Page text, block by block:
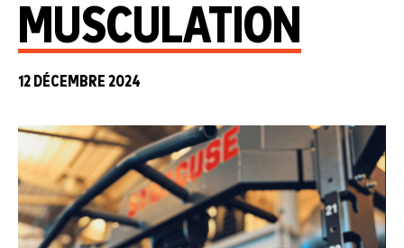
MUSCULATION
12 DÉCEMBRE 2024